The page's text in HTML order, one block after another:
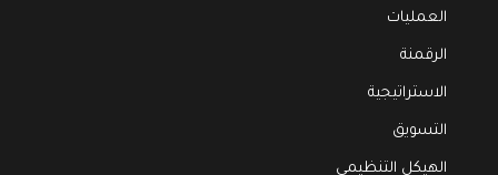
العمليات
الرقمنة
الاستراتيجية
التسويق
الهيكل التنظيمي